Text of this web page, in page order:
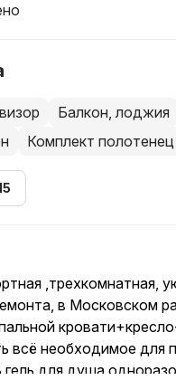
Балкон, лоджия
Комплект полотенец
,трехкомнатная,
в Московском
всё необходимое для
для